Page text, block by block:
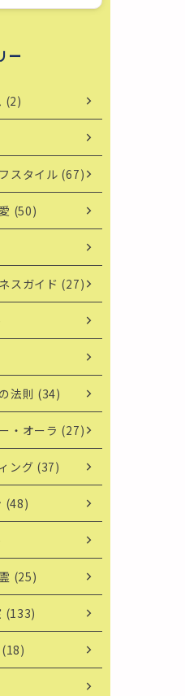
ー
(2)
スタイル (67)
(50)
スガイド (27)
法則 (34)
・オーラ (27)
ング (37)
(48)
(25)
(133)